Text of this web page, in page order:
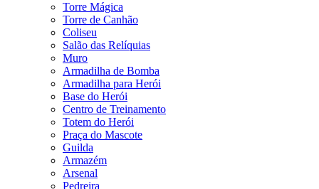
Torre Mágica
Torre de Canhão
Coliseu
Salão das Relíquias
Muro
Armadilha de Bomba
Armadilha para Herói
Base do Herói
Centro de Treinamento
Totem do Herói
Praça do Mascote
Guilda
Armazém
Arsenal
Pedreira